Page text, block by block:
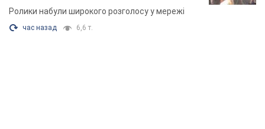
Відео
Ролики набули широкого розголосу у мережі
час назад 6,6 т.